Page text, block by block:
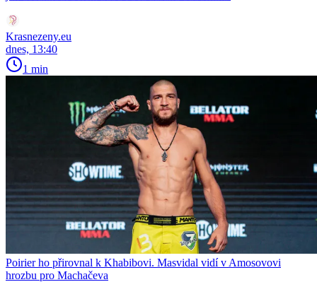
Krasnezeny.eu
dnes, 13:40
1 min
Poirier ho přirovnal k Khabibovi. Masvidal vidí v Amosovovi
hrozbu pro Machačeva